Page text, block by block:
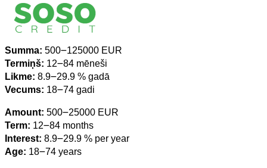
Summa: 500౼125000 EUR
Termiņš: 12౼84 mēneši
Likme: 8.9౼29.9 % gadā
Vecums: 18౼74 gadi
Amount: 500౼25000 EUR
Term: 12౼84 months
Interest: 8.9౼29.9 % per year
Age: 18౼74 years